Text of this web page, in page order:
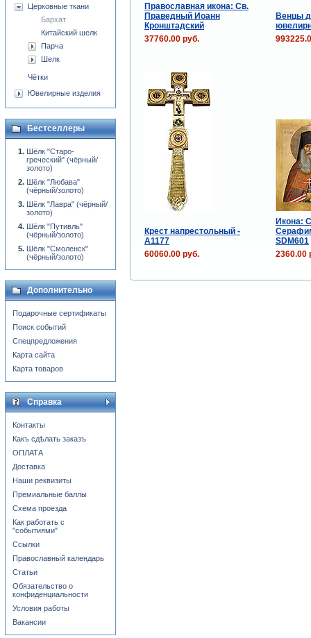
Православная икона: Св.
Праведный Иоанн
Кронштадский
Венцы
37760.00 руб.
Крест напрестольный -
A1177
Икона:
SDM601
60060.00 руб.
2360.00
Церковные ткани
Бархат
Китайский шелк
Парча
Шелк
Чётки
Ювелирные изделия
Бестселлеры
Шёлк "Старо-
греческий" (чёрный/
золото)
Шёлк "Любава"
(чёрный/золото)
Шёлк "Лавра" (чёрный/
золото)
Шёлк "Путивль"
(чёрный/золото)
Шёлк "Смоленск"
(чёрный/золото)
Дополнительно
Подарочные сертификаты
Поиск событий
Спецпредложения
Карта сайта
Карта товаров
Справка
Контакты
Какъ сдѣлать заказъ
ОПЛАТА
Доставка
Наши реквизиты
Премиальные баллы
Схема проезда
Как работать с
"событиями"
Ссылки
Православный календарь
Статьи
Обязательство о
конфиденциальности
Условия работы
Вакансии